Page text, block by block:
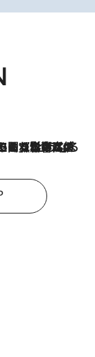
で続く？《エネルギー専門家に聞く“どうなる日本の暮らし”》